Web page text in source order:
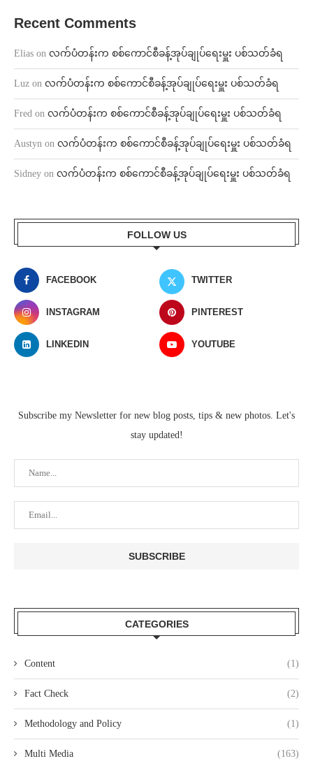
Recent Comments
Elias on လက်ပံတန်းက စစ်ကောင်စီခန့်အုပ်ချုပ်ရေးမှူး ပစ်သတ်ခံရ
Luz on လက်ပံတန်းက စစ်ကောင်စီခန့်အုပ်ချုပ်ရေးမှူး ပစ်သတ်ခံရ
Fred on လက်ပံတန်းက စစ်ကောင်စီခန့်အုပ်ချုပ်ရေးမှူး ပစ်သတ်ခံရ
Austyn on လက်ပံတန်းက စစ်ကောင်စီခန့်အုပ်ချုပ်ရေးမှူး ပစ်သတ်ခံရ
Sidney on လက်ပံတန်းက စစ်ကောင်စီခန့်အုပ်ချုပ်ရေးမှူး ပစ်သတ်ခံရ
FOLLOW US
FACEBOOK TWITTER
INSTAGRAM PINTEREST
LINKEDIN YOUTUBE
Subscribe my Newsletter for new blog posts, tips & new photos. Let's
stay updated!
CATEGORIES
Content (1)
Fact Check (2)
Methodology and Policy (1)
Multi Media (163)